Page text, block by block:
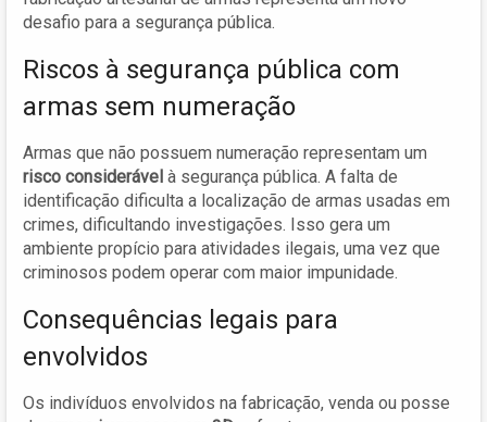
desafio para a segurança pública.
Riscos à segurança pública com
armas sem numeração
Armas que não possuem numeração representam um
risco considerável à segurança pública. A falta de
identificação dificulta a localização de armas usadas em
crimes, dificultando investigações. Isso gera um
ambiente propício para atividades ilegais, uma vez que
criminosos podem operar com maior impunidade.
Consequências legais para
envolvidos
Os indivíduos envolvidos na fabricação, venda ou posse